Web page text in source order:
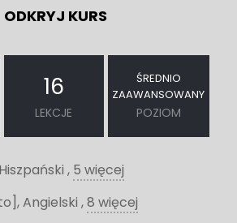
ODKRYJ KURS
16
LEKCJE
ŚREDNIO
ZAAWANSOWANY
POZIOM
, 5 więcej
Angielski ,8 więcej